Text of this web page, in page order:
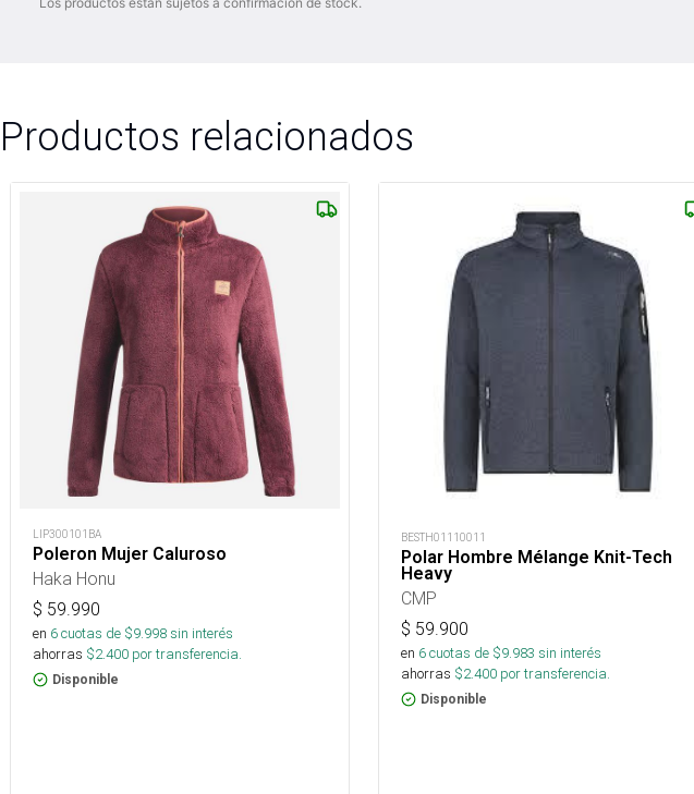
Productos relacionados
LIP300101BA
Poleron Mujer Caluroso
Haka Honu
$ 59.990
en 6cuotas de $9.998sin interés
ahorras $2.400 por transferencia.
Disponible
BESTH01110011
Polar Hombre Mélange Knit-Tech
Heavy
CMP
$ 59.900
en 6cuotas de $9.983 sin interés
ahorras $2.400 por transferencia.
Disponible